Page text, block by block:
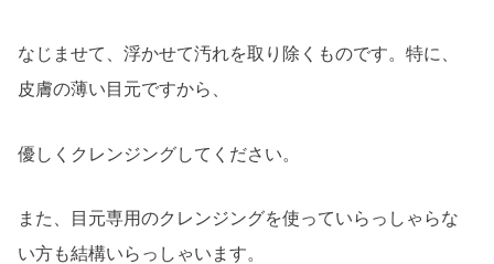
なじませて、浮かせて汚れを取り除くものです。特に、
皮膚の薄い目元ですから、
優しくクレンジングしてください。
また、目元専用のクレンジングを使っていらっしゃらな
い方も結構いらっしゃいます。